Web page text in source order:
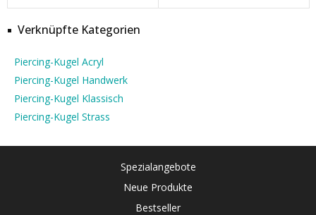
Verknüpfte Kategorien
Piercing-Kugel Acryl
Piercing-Kugel Handwerk
Piercing-Kugel Klassisch
Piercing-Kugel Strass
Spezialangebote
Neue Produkte
Bestseller